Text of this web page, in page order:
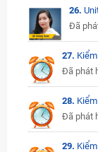
26.
Đã
27.
Đã phát
28.
Đã phát
29.